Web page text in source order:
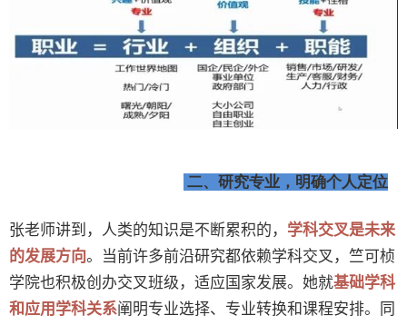
二、研究专业，明确个人定位
张老师讲到，人类的知识是不断累积的， 学科交叉是未来
的发展方向。当前许多前沿研究都依赖学科交叉，竺可桢
学院也积极创办交叉班级，适应国家发展。她就基础学科
和应用学科关系阐明专业选择、专业转换和课程安排。同